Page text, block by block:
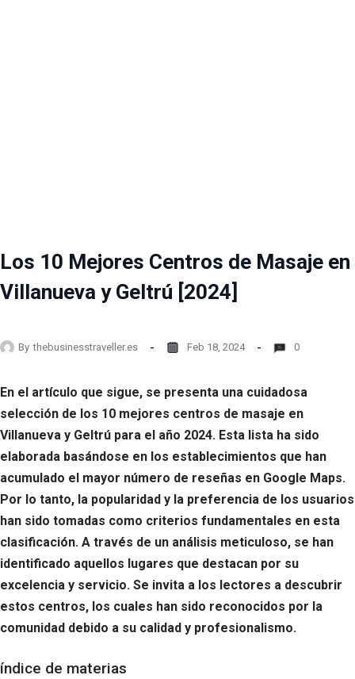
Los 10 Mejores Centros de Masaje en
Villanueva y Geltrú [2024]
By thebusinesstraveller.es Feb 18, 2024 0
En el artículo que sigue, se presenta una cuidadosa
selección de los 10 mejores centros de masaje en
Villanueva y Geltrú para el año 2024. Esta lista ha sido
elaborada basándose en los establecimientos que han
acumulado el mayor número de reseñas en Google Maps.
Por lo tanto, la popularidad y la preferencia de los usuarios
han sido tomadas como criterios fundamentales en esta
clasificación. A través de un análisis meticuloso, se han
identificado aquellos lugares que destacan por su
excelencia y servicio. Se invita a los lectores a descubrir
estos centros, los cuales han sido reconocidos por la
comunidad debido a su calidad y profesionalismo.
índice de materias